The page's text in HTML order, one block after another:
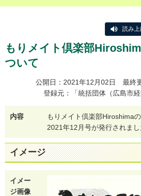
読み
もりメイト倶楽部
ついて
公開日：2021年12月02日 最終
登録元：「統括団体（広島市
内容 も り メイ ト倶楽部Hiroshimaの
2021年1 2 月号が発行されま し
イメージ
イメー
ジ画像